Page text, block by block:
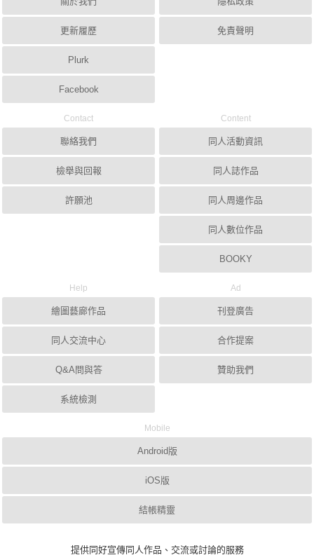
更新履歷
Plurk
Facebook
免責聲明
Contact
聯絡我們
檢舉與回報
許願池
Content
同人活動資訊
同人誌作品
同人周邊作品
同人數位作品
BOOKY
Help
繪圖藝廊作品
同人交流中心
Q&A問與答
系統檢測
Ad
刊登廣告
合作提案
贊助我們
Mobile
Android版
iOS版
結帳精靈
提供同好宣傳同人作品、交流或討論的服務